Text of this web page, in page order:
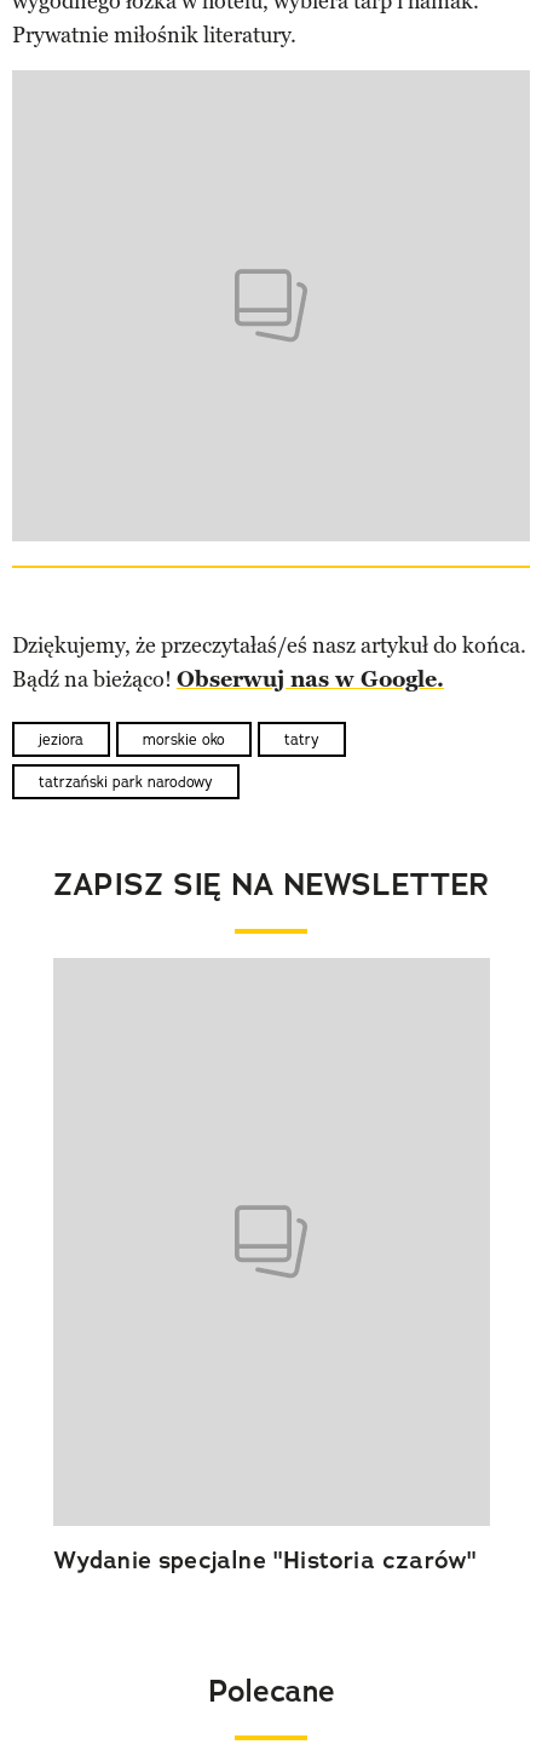
Prywatnie miłośnik literatury.
Dziękujemy, że przeczytałaś/eś nasz artykuł do końca.
Bądź na bieżąco! Obserwuj nas w Google.
jeziora morskie oko tatry
tatrzański park narodowy
ZAPISZ SIĘ NA NEWSLETTER
Wydanie specjalne "Historia czarów"
Polecane